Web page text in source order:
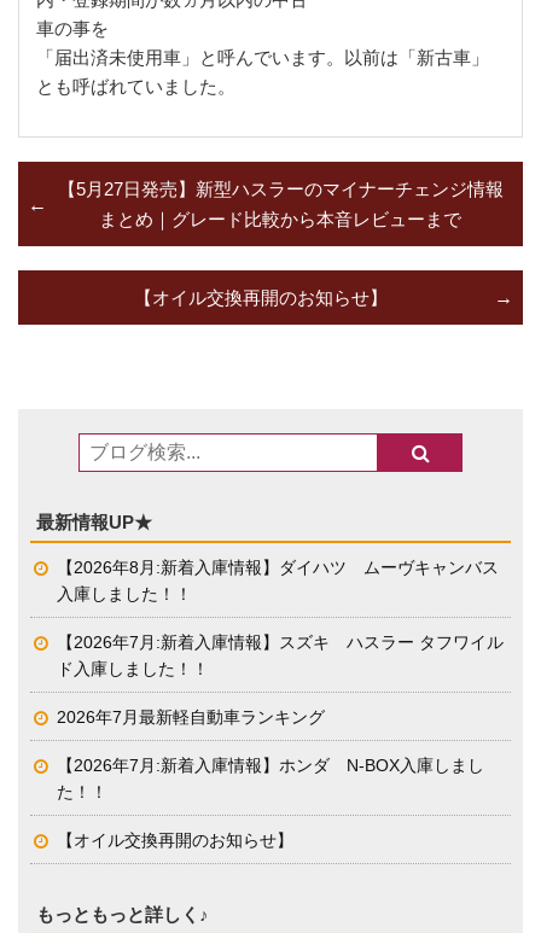
車の事を
「届出済未使用車」と呼んでいます。以前は「新古車」
とも呼ばれていました。
【5月27日発売】新型ハスラーのマイナーチェンジ情報
まとめ｜グレード比較から本音レビューまで
【オイル交換再開のお知らせ】
最新情報UP★
【2026年8月:新着入庫情報】ダイハツ ムーヴキャンバス
入庫しました！！
【2026年7月:新着入庫情報】スズキ ハスラー タフワイル
ド入庫しました！！
2026年7月最新軽自動車ランキング
【2026年7月:新着入庫情報】ホンダ N-BOX入庫しまし
た！！
【オイル交換再開のお知らせ】
もっともっと詳しく♪